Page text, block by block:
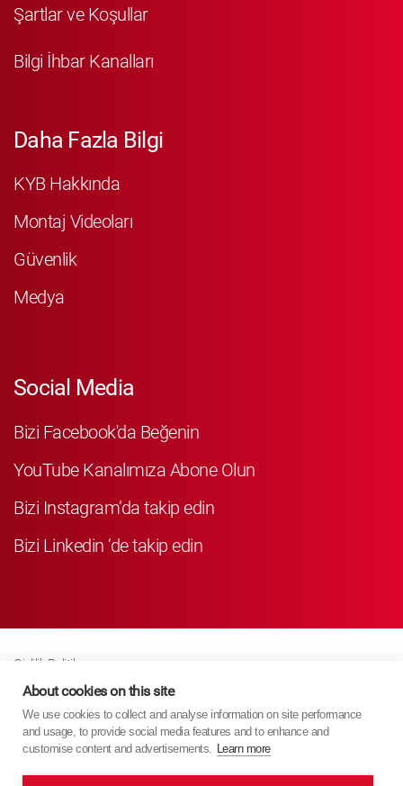
Şartlar ve Koşullar
Bilgi İhbar Kanalları
Daha Fazla Bilgi
KYB Hakkında
Montaj Videoları
Güvenlik
Medya
Social Media
Bizi Facebook'da Beğenin
YouTube Kanalımıza Abone Olun
Bizi Instagram’da takip edin
Bizi Linkedin ‘de takip edin
Gizlilik Politikası
Business Partner Privacy
Çerez Poli̇ti̇kasi
Modern Slavery Act Policy
About cookies on this site
We use cookies to collect and analyse information on site performance
and usage, to provide social media features and to enhance and
customise content and advertisements. Learn more